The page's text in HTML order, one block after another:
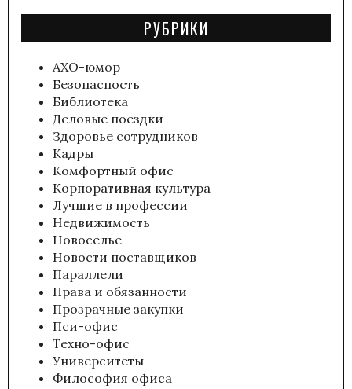
РУБРИКИ
АХО-юмор
Безопасность
Библиотека
Деловые поездки
Здоровье сотрудников
Кадры
Комфортный офис
Корпоративная культура
Лучшие в профессии
Недвижимость
Новоселье
Новости поставщиков
Параллели
Права и обязанности
Прозрачные закупки
Пси-офис
Техно-офис
Университеты
Философия офиса